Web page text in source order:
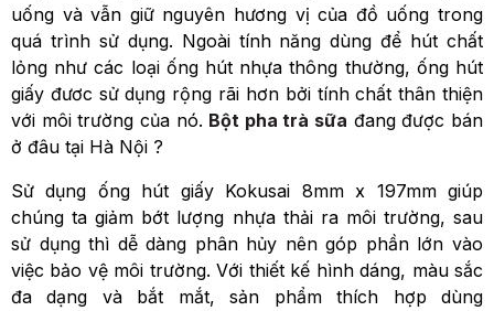
uống và vẫn giữ nguyên hương vị của đồ uống trong
quá trình sử dụng. Ngoài tính năng dùng để hút chất
lỏng như các loại ống hút nhựa thông thường, ống hút
giấy đươc sử dụng rộng rãi hơn bởi tính chất thân thiện
với môi trường của nó. Bột pha trà sữa đang được bán
ở đâu tại Hà Nội ?
Sử dụng ống hút giấy Kokusai 8mm x 197mm giúp
chúng ta giảm bớt lượng nhựa thải ra môi trường, sau
sử dụng thì dễ dàng phân hủy nên góp phần lớn vào
việc bảo vệ môi trường. Với thiết kế hình dáng, màu sắc
đa dạng và bắt mắt, sản phẩm thích hợp dùng